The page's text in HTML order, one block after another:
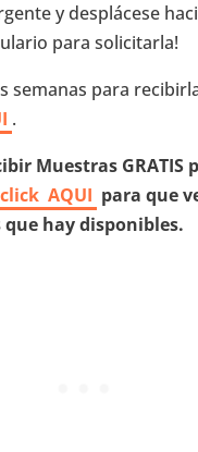
y desplácese
para solicitarla!
semanas para
.
Muestras GRATIS
AQUI para que
hay disponibles.